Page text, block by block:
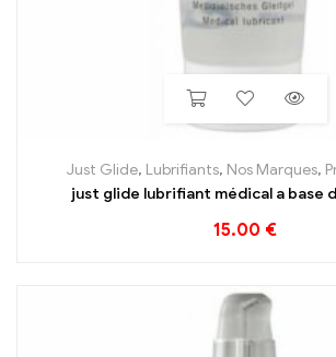
Just Glide, Lubrifiants, Nos Marques,
just glide lubrifiant médical a base
15.00 €